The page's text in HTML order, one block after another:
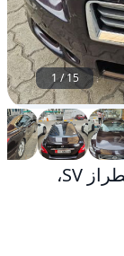
1/15
نيسان ماكسيما 2012 سعة 3.5 لتر، الطراز SV،